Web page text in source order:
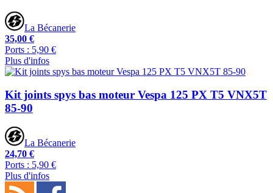
La Bécanerie
35,00 €
Ports : 5,90 €
Plus d'infos
Kit joints spys bas moteur Vespa 125 PX T5 VNX5T
85-90
La Bécanerie
24,70 €
Ports : 5,90 €
Plus d'infos